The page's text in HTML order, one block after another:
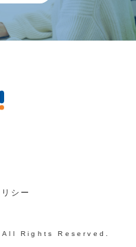
シー
Rights Reserved.